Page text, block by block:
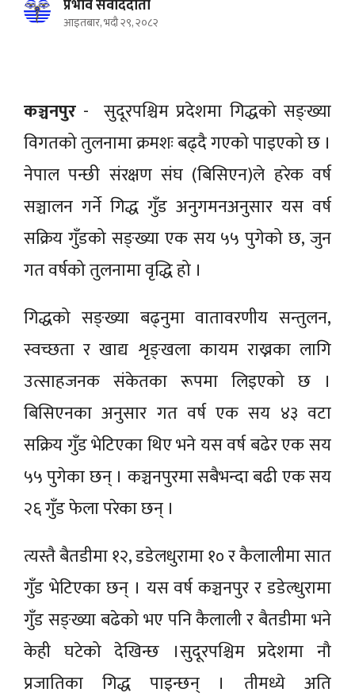
प्रभाव संवाददाता
आइतबार, भदौ २९, २०८२
कञ्चनपुर - सुदूरपश्चिम प्रदेशमा गिद्धको सङ्ख्या
विगतको तुलनामा क्रमशः बढ्दै गएको पाइएको छ ।
नेपाल पन्छी संरक्षण संघ (बिसिएन)ले हरेक वर्ष
सञ्चालन गर्ने गिद्ध गुँड अनुगमनअनुसार यस वर्ष
सक्रिय गुँडको सङ्ख्या एक सय ५५ पुगेको छ, जुन
गत वर्षको तुलनामा वृद्धि हो ।
गिद्धको सङ्ख्या बढ्नुमा वातावरणीय सन्तुलन,
स्वच्छता र खाद्य शृङ्खला कायम राख्नका लागि
उत्साहजनक संकेतका रूपमा लिइएको छ ।
बिसिएनका अनुसार गत वर्ष एक सय ४३ वटा
सक्रिय गुँड भेटिएका थिए भने यस वर्ष बढेर एक सय
५५ पुगेका छन् । कञ्चनपुरमा सबैभन्दा बढी एक सय
२६ गुँड फेला परेका छन् ।
त्यस्तै बैतडीमा १२, डडेलधुरामा १० र कैलालीमा सात
गुँड भेटिएका छन् । यस वर्ष कञ्चनपुर र डडेल्धुरामा
गुँड सङ्ख्या बढेको भए पनि कैलाली र बैतडीमा भने
केही घटेको देखिन्छ ।सुदूरपश्चिम प्रदेशमा नौ
प्रजातिका गिद्ध पाइन्छन् । तीमध्ये अति